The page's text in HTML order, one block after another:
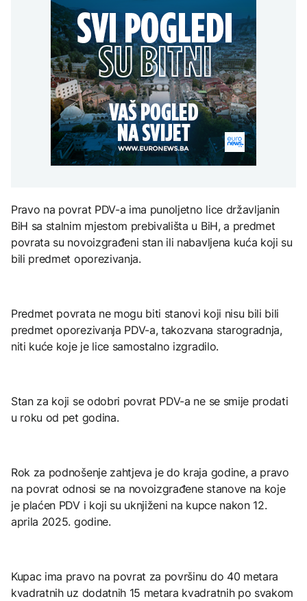
DRUŠTVO
Veliki uspjeh sarajevskih
planinara, osvojili najviši
vrh Turske
Grgurević traži
odgovore o planiranoj
solarnoj elektrani u
blizini Manastira Ostrog
u sukobu? Lider SAD se
obratio naciji
EVROPA
Šteta od požara oko 19
milijardi evra, EU
preusmjerava fokus na
prevenciju
ZANIMLJIVOSTI
Rihanna radi na novom
albumu
ZDRAVLJE
Pravo na povrat PDV-a ima punoljetno lice državljanin
BiH sa stalnim mjestom prebivališta u BiH, a predmet
povrata su novoizgrađeni stan ili nabavljena kuća koji su
bili predmet oporezivanja.
Predmet povrata ne mogu biti stanovi koji nisu bili bili
predmet oporezivanja PDV-a, takozvana starogradnja,
niti kuće koje je lice samostalno izgradilo.
Stan za koji se odobri povrat PDV-a ne se smije prodati
u roku od pet godina.
Rok za podnošenje zahtjeva je do kraja godine, a pravo
na povrat odnosi se na novoizgrađene stanove na koje
je plaćen PDV i koji su uknjiženi na kupce nakon 12.
aprila 2025. godine.
Kupac ima pravo na povrat za površinu do 40 metara
kvadratnih uz dodatnih 15 metara kvadratnih po svakom